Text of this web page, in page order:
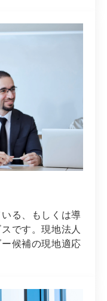
る、もしくは導
です。現地法人
候補の現地適応